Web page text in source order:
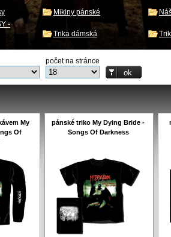
Mikiny pánské
-
Trika dámská
počet na stránce
My
Of
pánské triko My Dying Bride -
Songs Of Darkness